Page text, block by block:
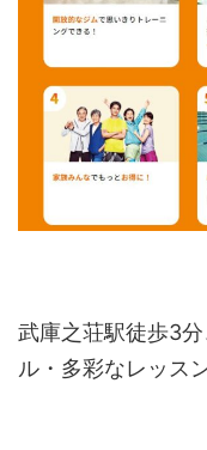
武庫之荘駅徒歩3
ル・多彩なレッス